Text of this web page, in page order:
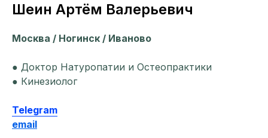
Шеин Артём Валерьевич
Москва / Ногинск / Иваново
● Доктор Натуропатии и Остеопрактики
● Кинезиолог
Telegram
email